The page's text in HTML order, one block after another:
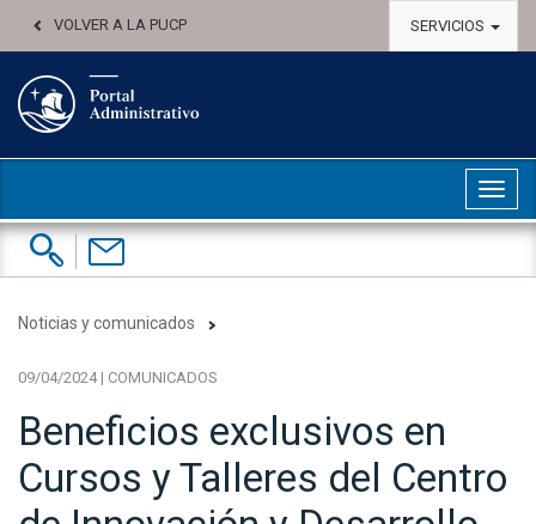
VOLVER A LA PUCP SERVICIOS
Buscar:
Contáctenos
Noticias y comunicados
09/04/2024 | COMUNICADOS
Beneficios exclusivos en
Cursos y Talleres del Centro